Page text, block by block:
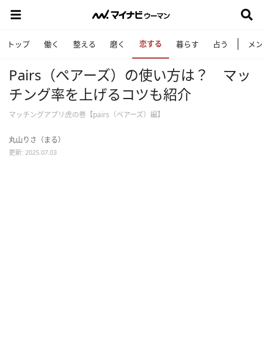
トップ 働く 整える 磨く 恋する 暮らす 占う メ
Pairs（ペアーズ）の使い方は？ マッ
チング率を上げるコツも紹介
マッチングアプリ虎の巻【pairs（ペアーズ）編】
丸山りさ（まる）
更新: 2025.07.03